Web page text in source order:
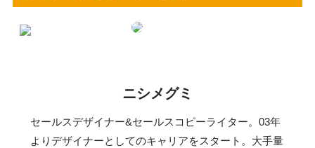
ニシメグミ
セールスデザイナー&セールスコピーライター。03年
よりデザイナーとしてのキャリアをスタート。大手量